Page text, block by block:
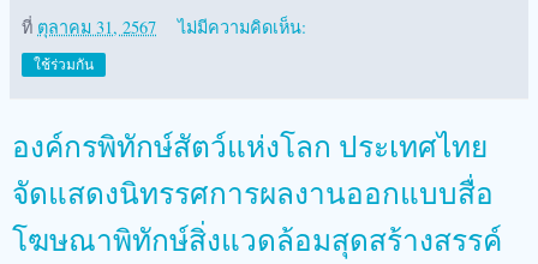
ที่ ตุลาคม 31, 2567 ไม่มีความคิดเห็น:
ใช้ร่วมกัน
องค์กรพิทักษ์สัตว์แห่งโลก ประเทศไทย
จัดแสดงนิทรรศการผลงานออกแบบสื่อ
โฆษณาพิทักษ์สิ่งแวดล้อมสุดสร้างสรรค์